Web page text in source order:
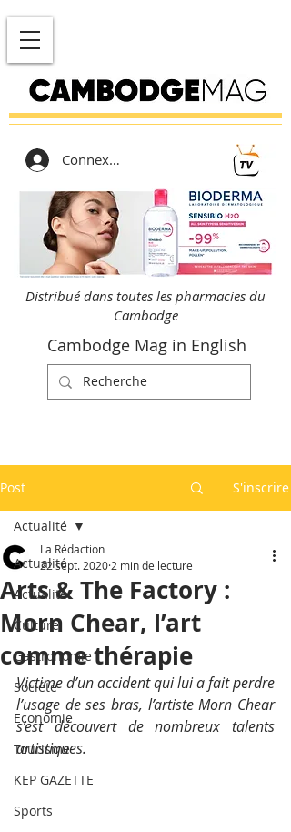
Connexion
Distribué dans toutes les pharmacies du
Cambodge
Cambodge Mag in English
Post S'inscrire
Actualité
Actualité
Culture
Gastronomie
Société
Economie
Tourisme
KEP GAZETTE
Sports
Actualité
Arts & The Factory :
Morn Chear, l’art
comme thérapie
La Rédaction
22 sept. 2020 2 min de lecture
Victime d’un accident qui lui a fait perdre
l’usage de ses bras, l’artiste Morn Chear
s’est découvert de nombreux talents
artistiques.